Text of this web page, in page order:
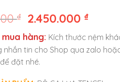
₫ 2.450.000₫
hàng: Kích thước nệm
nhắn tin cho Shop qua zalo
đặt nhé.